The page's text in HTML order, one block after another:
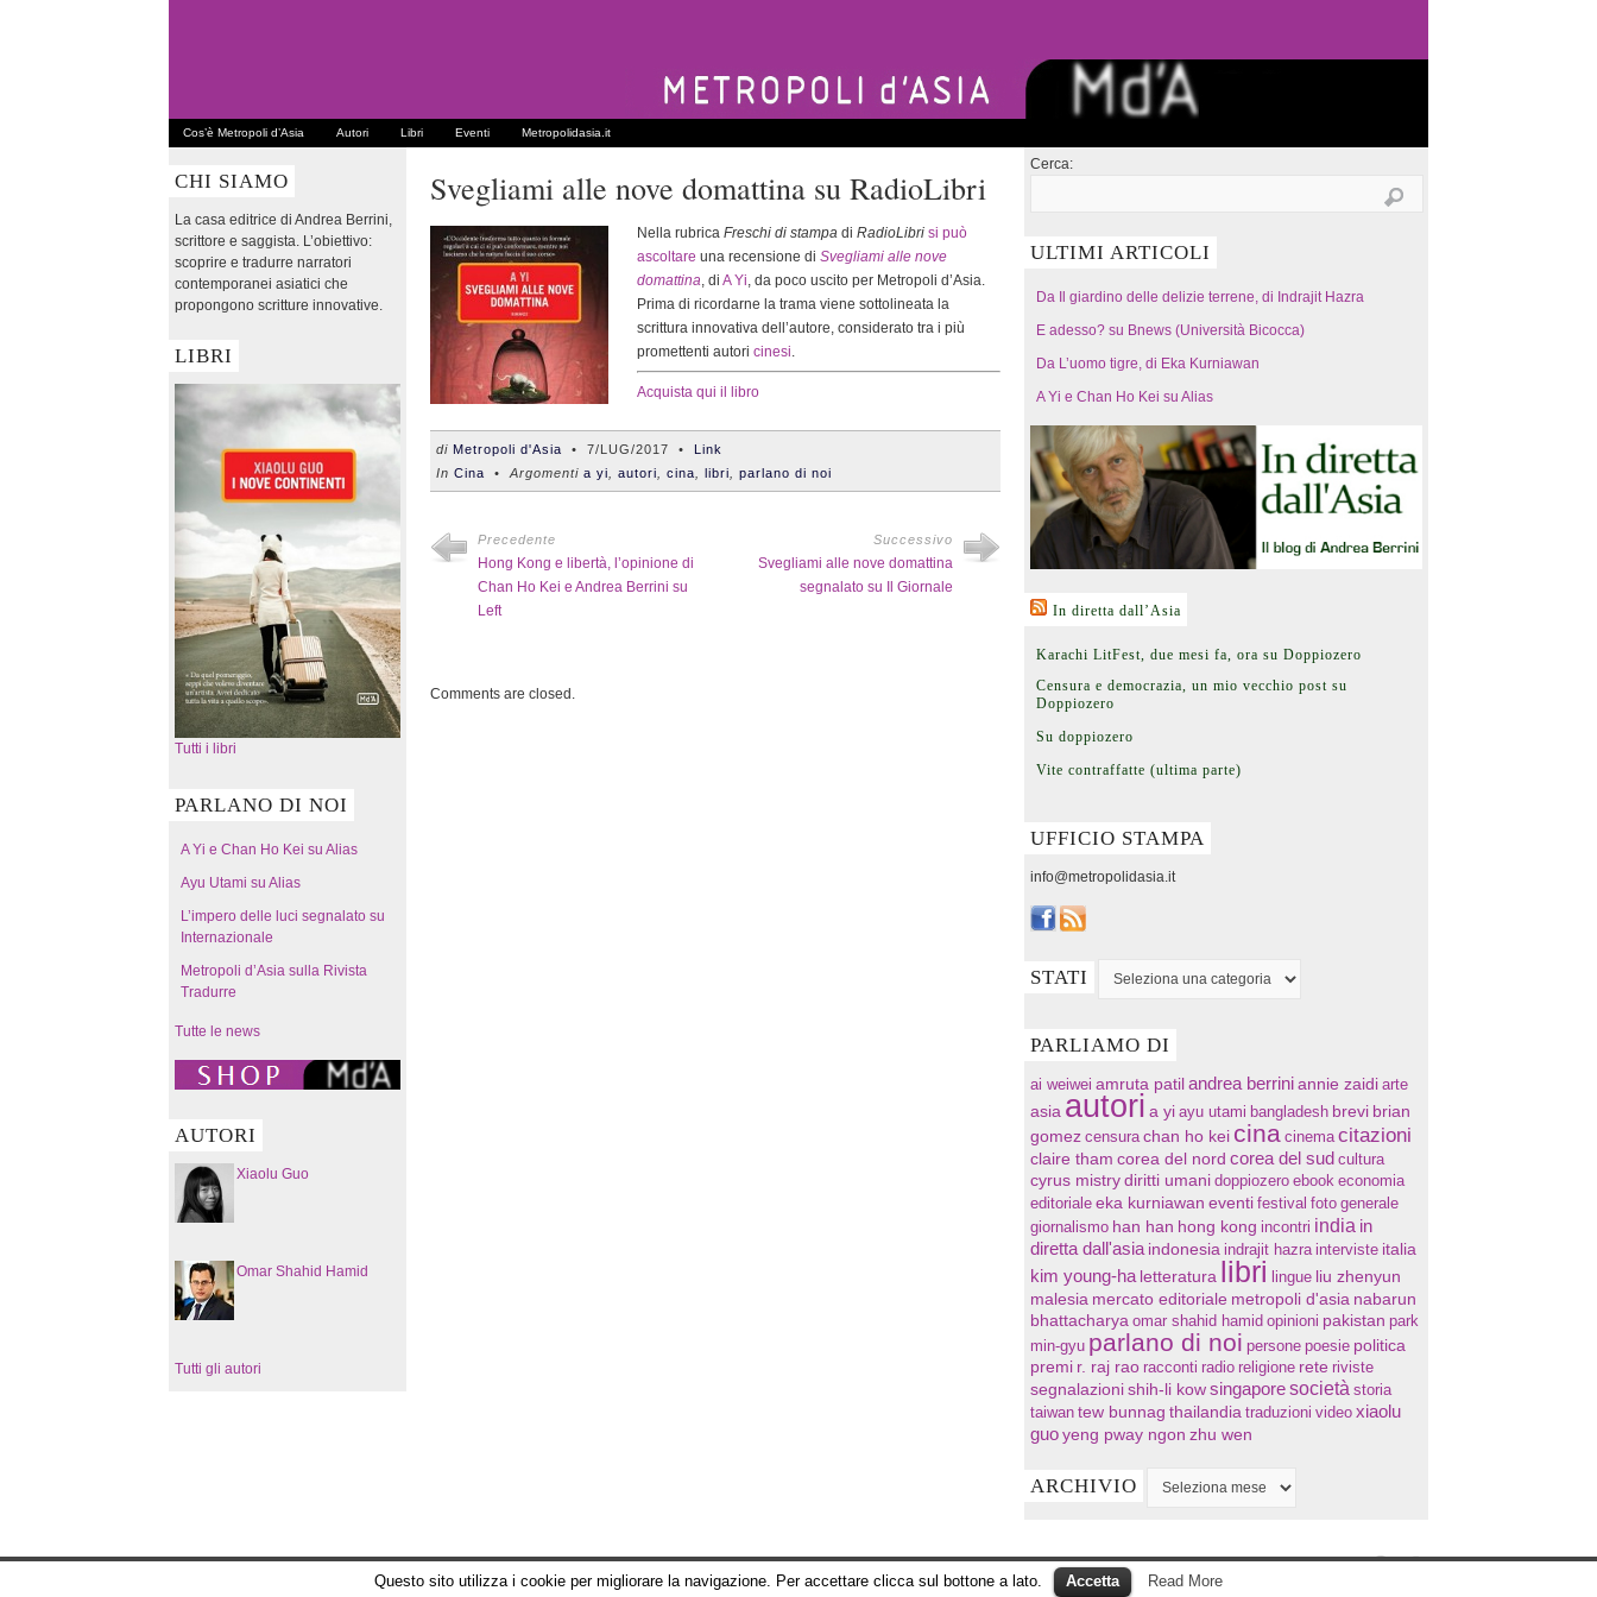
Questo sito utilizza i cookie per migliorare la navigazione. Per accettare clicca sul bottone a lato. Accetta Read More
Cos’è Metropoli d’Asia Autori Libri Eventi Metropolidasia.it
CHI SIAMO
La casa editrice di Andrea Berrini,
scrittore e saggista. L’obiettivo:
scoprire e tradurre narratori
contemporanei asiatici che
propongono scritture innovative.
LIBRI
Tutti i libri
PARLANO DI NOI
A Yi e Chan Ho Kei su Alias
Ayu Utami su Alias
L’impero delle luci segnalato su
Internazionale
Metropoli d’Asia sulla Rivista
Tradurre
Tutte le news
AUTORI
Xiaolu Guo
Omar Shahid Hamid
Tutti gli autori
Svegliami alle nove domattina su RadioLibri
Nella rubrica Freschi di stampa di RadioLibri si può
ascoltare una recensione di Svegliami alle nove
domattina, di A Yi, da poco uscito per Metropoli d’Asia.
Prima di ricordarne la trama viene sottolineata la
scrittura innovativa dell’autore, considerato tra i più
promettenti autori cinesi.
Acquista qui il libro
di Metropoli d'Asia • 7/LUG/2017 • Link
In Cina • Argomenti a yi autori cina libri parlano di noi
Precedente
Hong Kong e libertà, l’opinione di
Chan Ho Kei e Andrea Berrini su
Left
Successivo
Svegliami alle nove domattina
segnalato su Il Giornale
Comments are closed.
Cerca:
ULTIMI ARTICOLI
Da Il giardino delle delizie terrene, di Indrajit Hazra
E adesso? su Bnews (Università Bicocca)
Da L’uomo tigre, di Eka Kurniawan
A Yi e Chan Ho Kei su Alias
In diretta dall’Asia
Karachi LitFest, due mesi fa, ora su Doppiozero
Censura e democrazia, un mio vecchio post su
Doppiozero
Su doppiozero
Vite contraffatte (ultima parte)
UFFICIO STAMPA
info@metropolidasia.it
STATI
PARLIAMO DI
ai weiwei amruta patil andrea berriniannie zaidi arte
asia autori a yi ayu utami bangladesh brevi brian
gomez censura chan ho kei cina cinema citazioni
claire tham corea del nord corea del sud cultura
cyrus mistry diritti umani doppiozero ebook economia
editoriale eka kurniawan eventi festival foto generale
giornalismo han han hong kong incontri india in
diretta dall'asia indonesia indrajit hazra interviste italia
kim young-ha letteratura libri lingue liu zhenyun
malesia mercato editoriale metropoli d'asia nabarun
bhattacharya omar shahid hamid opinioni pakistan park
min-gyu parlano di noi persone poesie politica
premi r. raj rao racconti radio religione rete riviste
segnalazioni shih-li kow singaporesocietà storia
taiwan tew bunnag thailandia traduzioni video xiaolu
guoyeng pway ngon zhu wen
ARCHIVIO